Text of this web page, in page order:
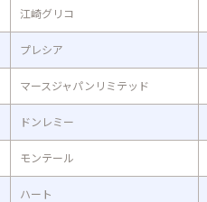
江崎グリコ
プレシア
マースジャパンリミテッド
ドンレミー
モンテール
ハート